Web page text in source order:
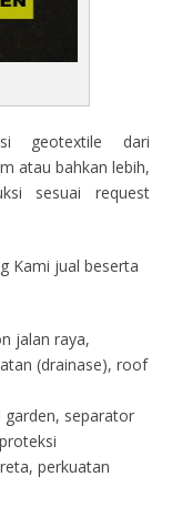
geotextile dari
atau bahkan lebih,
sesuai request
Kami jual beserta
jalan raya,
(drainase), roof
garden, separator
perkuatan